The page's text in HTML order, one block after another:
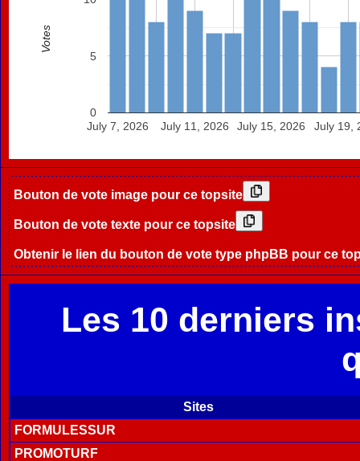
July 7, 2026 July 11, 2026 July 15, 2026 July 19,
0
5
Votes
Bouton de vote image pour ce topsite
Bouton de vote texte pour ce topsite
Obtenir le lien du bouton de vote type phpBB pour ce
Les 10 derniers
Sites
FORMULESSUR
PROMOTURF